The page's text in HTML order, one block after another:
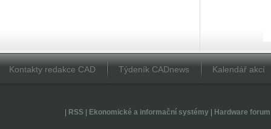
Kontakty redakce CAD Týdeník CADnews Kalendář akcí
RSS| Ekonomické a informační systémy| Hardware forum